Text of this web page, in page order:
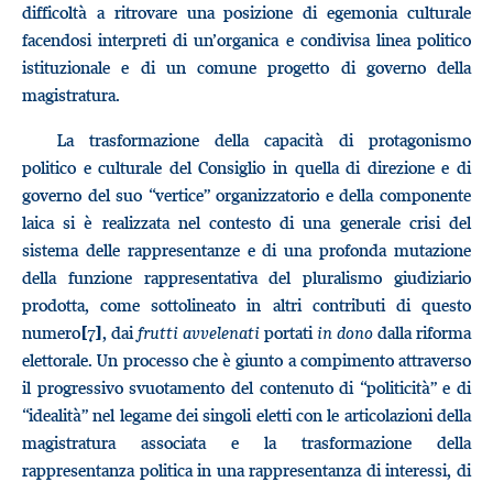
difficoltà a ritrovare una posizione di egemonia culturale
facendosi interpreti di un’organica e condivisa linea politico
istituzionale e di un comune progetto di governo della
magistratura.
La trasformazione della capacità di protagonismo
politico e culturale del Consiglio in quella di direzione e di
governo del suo “vertice” organizzatorio e della componente
laica si è realizzata nel contesto di una generale crisi del
sistema delle rappresentanze e di una profonda mutazione
della funzione rappresentativa del pluralismo giudiziario
prodotta, come sottolineato in altri contributi di questo
numero[7], daifrutti avvelenati portatiin dono dalla riforma
elettorale. Un processo che è giunto a compimento attraverso
il progressivo svuotamento del contenuto di “politicità” e di
“idealità” nel legame dei singoli eletti con le articolazioni della
magistratura associata e la trasformazione della
rappresentanza politica in una rappresentanza di interessi, di